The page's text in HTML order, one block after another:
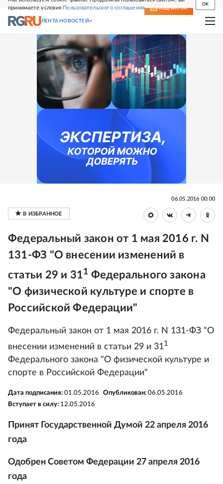
принимаете условия Пользовательского соглашения
OK
СВЕЖИЙ НОМЕР ПОДПИСКА
ЛЕНТА НОВОСТЕЙ
06.05.2016 00:00
Федеральный закон от 1 мая 2016 г. N
131-ФЗ "О внесении изменений в
статьи 29 и 311 Федерального закона
"О физической культуре и спорте в
Российской Федерации"
Федеральный закон от 1 мая 2016 г. N 131-ФЗ "О
внесении изменений в статьи 29 и 311
Федерального закона "О физической культуре и
спорте в Российской Федерации"
Дата подписания: 01.05.2016 Опубликован: 06.05.2016
Вступает в силу: 12.05.2016
Принят Государственной Думой 22 апреля 2016
года
Одобрен Советом Федерации 27 апреля 2016
года